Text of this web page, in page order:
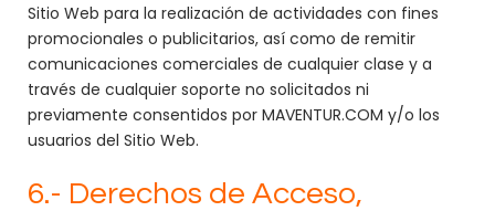
Sitio Web para la realización de actividades con fines
promocionales o publicitarios, así como de remitir
comunicaciones comerciales de cualquier clase y a
través de cualquier soporte no solicitados ni
previamente consentidos por MAVENTUR.COM y/o los
usuarios del Sitio Web.
6.- Derechos de Acceso,